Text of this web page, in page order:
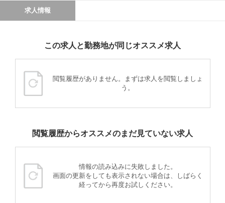
求人情報
この求人と勤務地が同じオススメ求人
閲覧履歴がありません。まずは求人を閲覧しましょ
う。
閲覧履歴からオススメのまだ見ていない求人
情報の読み込みに失敗しました。
画面の更新をしても表示されない場合は、しばらく
経ってから再度お試しください。